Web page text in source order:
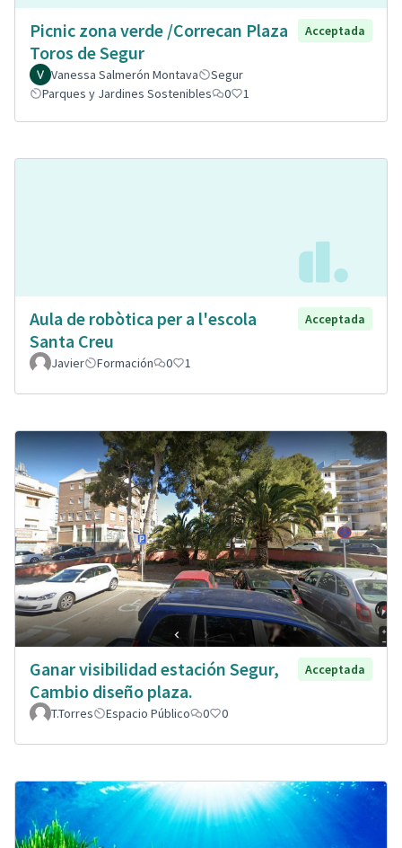
Picnic zona verde /Correcan Plaza
Toros de Segur
Acceptada
Vanessa Salmerón Montava
Segur
Parques y Jardines Sostenibles
0 1
Aula de robòtica per a l'escola
Santa Creu
Acceptada
Javier Formación 0 1
Ganar visibilidad estación Segur,
Cambio diseño plaza.
Acceptada
T.Torres Espacio Público 0 0